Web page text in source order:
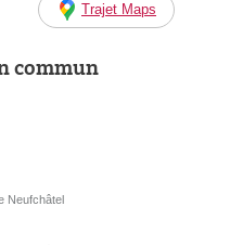
Trajet Maps
commun
Neufchâtel